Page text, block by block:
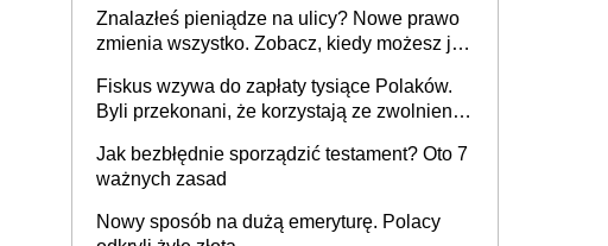
Znalazłeś pieniądze na ulicy? Nowe prawo
zmienia wszystko. Zobacz, kiedy możesz je
Fiskus wzywa do zapłaty tysiące Polaków.
Byli przekonani, że korzystają ze zwolnienia
Jak bezbłędnie sporządzić testament? Oto 7
ważnych zasad
Nowy sposób na dużą emeryturę. Polacy